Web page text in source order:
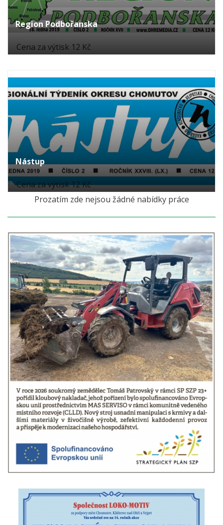
Region Podbořanska
Cena za výtisk 12 Kč
Nástup
Cena za výtisk 12 Kč
Prozatím zde nejsou žádné nabídky práce